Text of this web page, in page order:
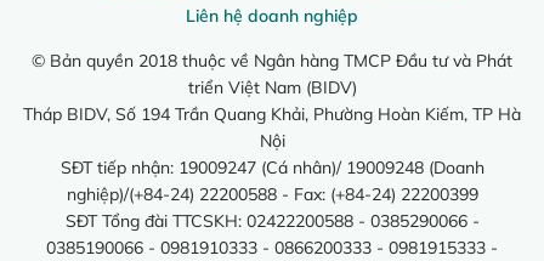
Liên hệ doanh nghiệp
© Bản quyền 2018 thuộc về Ngân hàng TMCP Đầu tư và Phát
triển Việt Nam (BIDV)
Tháp BIDV, Số 194 Trần Quang Khải, Phường Hoàn Kiếm, TP Hà
Nội
SĐT tiếp nhận: 19009247 (Cá nhân)/ 19009248 (Doanh
nghiệp)/(+84-24) 22200588 - Fax: (+84-24) 22200399
SĐT Tổng đài TTCSKH: 02422200588 - 0385290066 -
0385190066 - 0981910333 - 0866200333 - 0981915333 -